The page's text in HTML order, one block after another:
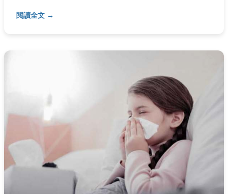
適用於陰道念珠菌、口腔感染等類型。
閱讀全文